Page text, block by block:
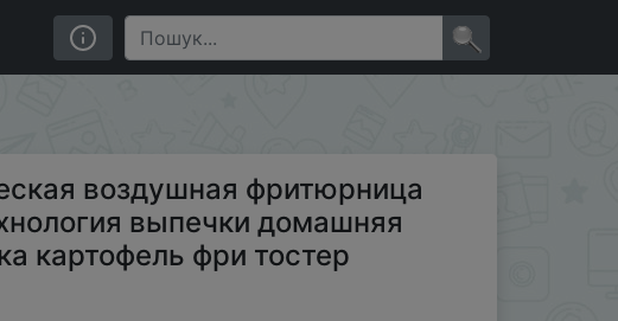
выпечки домашняя фритюрница духовка картофель
воздушная фритюрница
выпечки домашняя
картофель фри тостер